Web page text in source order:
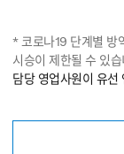
* 코로나19 단계별 방
시승이 제한될 수 있습
담당 영업사원이 유선